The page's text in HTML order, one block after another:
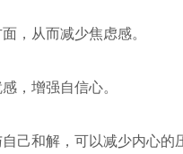
，从而减少焦虑感。
，增强自信心。
己和解，可以减少内心的